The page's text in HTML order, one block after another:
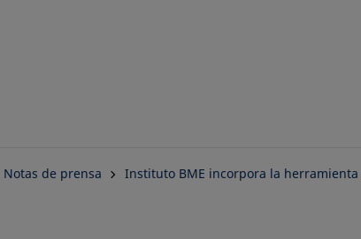
Notas de prensa Instituto BME incorpora la